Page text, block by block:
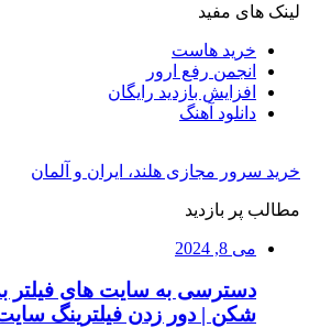
لینک های مفید
خرید هاست
انجمن رفع ارور
افزایش بازدید رایگان
دانلود آهنگ
خرید سرور مجازی هلند، ایران و آلمان
مطالب پر بازدید
می 8, 2024
دسترسی به سایت های فیلتر
شکن | دور زدن فیلترینگ